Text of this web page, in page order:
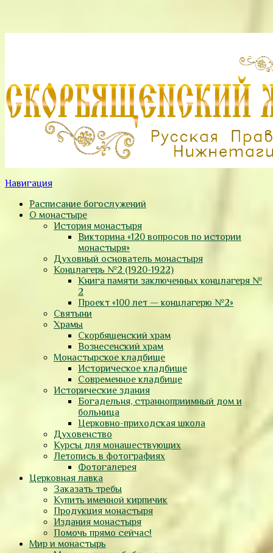
Навигация
Расписание богослужений
О монастыре
История монастыря
Викторина «120 вопросов по истории
монастыря»
Духовный основатель монастыря
Концлагерь №2 (1920-1922)
Книга памяти заключенных концлагеря №
2
Проект «100 лет — концлагерю №2»
Святыни
Храмы
Скорбященский храм
Вознесенский храм
Монастырское кладбище
Историческое кладбище
Современное кладбище
Исторические здания
Богадельня, странноприимный дом и
больница
Церковно-приходская школа
Духовенство
Курсы для монашествующих
Летопись в фотографиях
Фотогалерея
Церковная лавка
Заказать требы
Купить именной кирпичик
Продукция монастыря
Издания монастыря
Помочь прямо сейчас!
Мир и монастырь